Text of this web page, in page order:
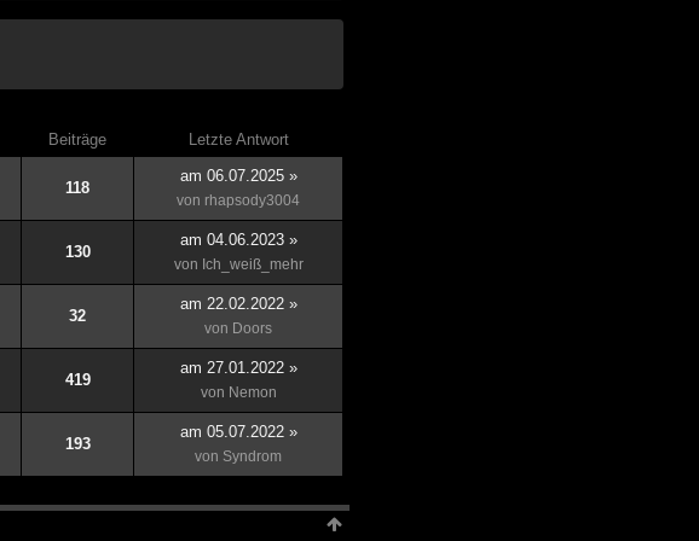
Beiträge
Letzte Antwort
118
am 06.07.2025 »
von rhapsody3004
130
am 04.06.2023 »
von Ich_weiß_mehr
32
am 22.02.2022 »
von Doors
419
am 27.01.2022 »
von Nemon
193
am 05.07.2022 »
von Syndrom